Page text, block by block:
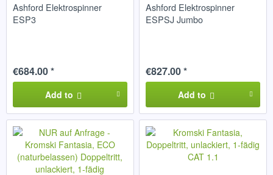
Ashford Elektrospinner
ESP3
€684.00 *
Add to
Ashford Elektrospinner
ESPSJ Jumbo
€827.00 *
Add to